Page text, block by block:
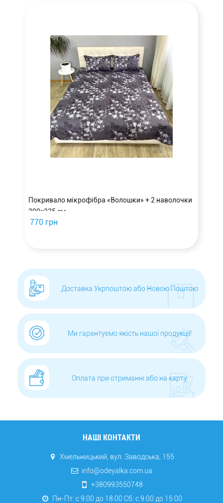
Покривало мікрофібра «Волошки» + 2 наволочки
200х225 см
770 грн
Доставка Укрпоштою або Новою Поштою
Ми гарантуємо якість нашої продукції!
Оплата при отриманні або на карту
НАШІ КОНТАКТИ
Хмельницький, вул. Заводська, 155
info@odeyalka.com.ua
+380993550748
Пн-Пт: с 9:00 до 18:00 Сб: c 9:00 до 15:00